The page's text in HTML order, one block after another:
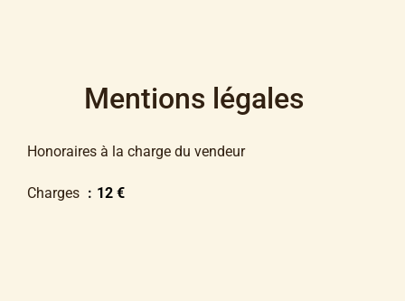
Mentions légales
Honoraires à la charge du vendeur
Charges 12 €